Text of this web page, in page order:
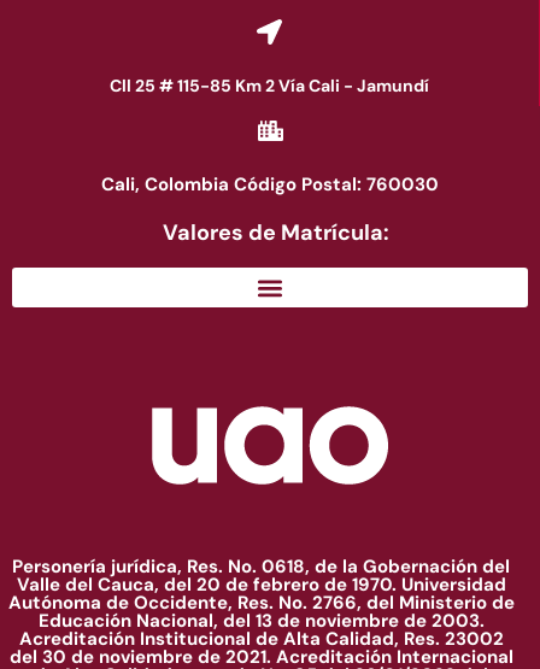
Cll 25 # 115-85 Km 2 Vía Cali - Jamundí
Cali, Colombia Código Postal: 760030
Valores de Matrícula:
Personería jurídica, Res. No. 0618, de la Gobernación del
Valle del Cauca, del 20 de febrero de 1970. Universidad
Autónoma de Occidente, Res. No. 2766, del Ministerio de
Educación Nacional, del 13 de noviembre de 2003.
Acreditación Institucional de Alta Calidad, Res. 23002
del 30 de noviembre de 2021. Acreditación Internacional